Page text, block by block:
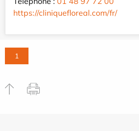
https://cliniquefloreal.com/fr/
1